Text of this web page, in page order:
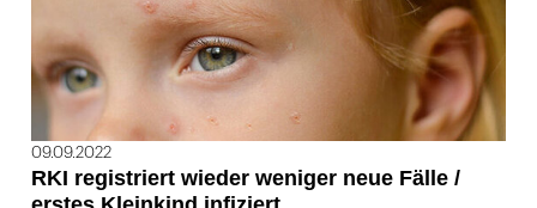
09.09.2022
RKI registriert wieder weniger neue Fälle /